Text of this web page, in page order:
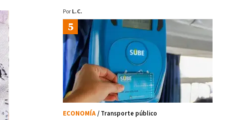
Por L.C.
ECONOMÍA/ Transporte público